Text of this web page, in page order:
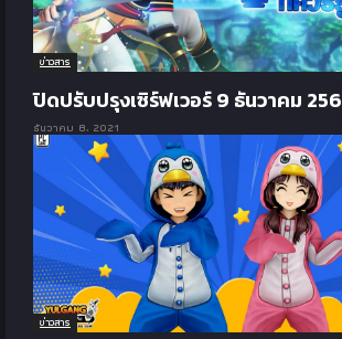
ข่าวสาร
ปิดปรับปรุงเซิร์ฟเวอร์ 9 ธันวาคม
ธันวาคม 8, 2021
ข่าวสาร